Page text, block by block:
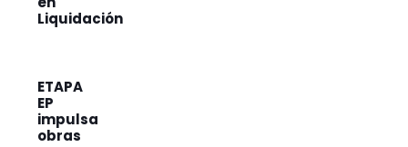
Liquidación
ETAPA
EP
impulsa
obras